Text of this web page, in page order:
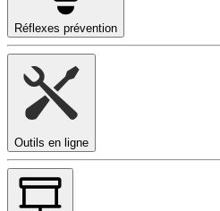
Réflexes prévention
Outils en ligne